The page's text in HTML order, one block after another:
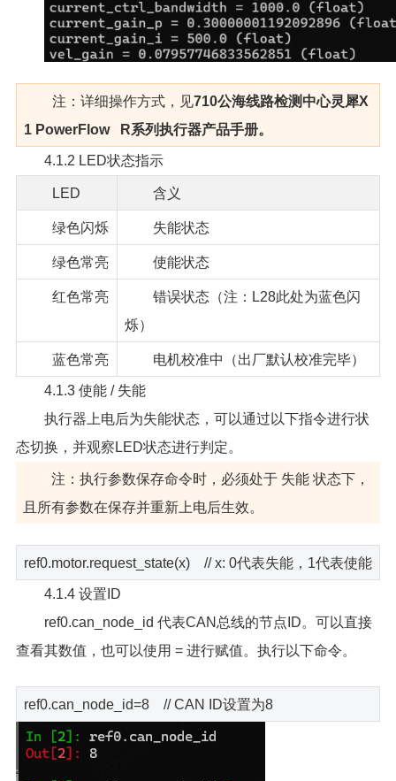
注：详细操作方式，见710公海线路检测中心灵犀X
1 PowerFlow R系列执行器产品手册。
4.1.2 LED状态指示
LED 含义
绿色闪烁 失能状态
绿色常亮 使能状态
红色常亮
错误状态（注：L28此处为蓝色闪
烁）
蓝色常亮 电机校准中（出厂默认校准完毕）
4.1.3 使能 / 失能
执行器上电后为失能状态，可以通过以下指令进行状
态切换，并观察LED状态进行判定。
注：执行参数保存命令时，必须处于 失能 状态下，
且所有参数在保存并重新上电后生效。
ref0.motor.request_state(x) // x: 0代表失能，1代表使能
4.1.4 设置ID
ref0.can_node_id 代表CAN总线的节点ID。可以直接
查看其数值，也可以使用 = 进行赋值。执行以下命令。
ref0.can_node_id=8 // CAN ID设置为8